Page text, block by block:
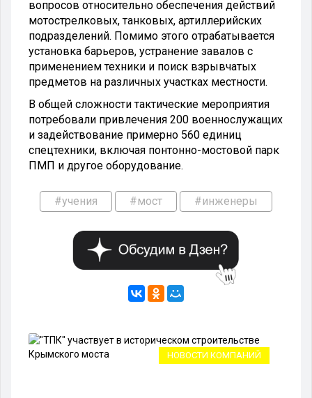
вопросов относительно обеспечения действий
мотострелковых, танковых, артиллерийских
подразделений. Помимо этого отрабатывается
установка барьеров, устранение завалов с
применением техники и поиск взрывчатых
предметов на различных участках местности.
В общей сложности тактические мероприятия
потребовали привлечения 200 военнослужащих
и задействование примерно 560 единиц
спецтехники, включая понтонно-мостовой парк
ПМП и другое оборудование.
#учения #мост #инженеры
НОВОСТИ КОМПАНИЙ